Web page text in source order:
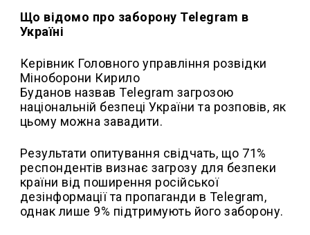
Що відомо про заборону Telegram в
Україні
Керівник Головного управління розвідки
Міноборони Кирило
Буданов назвав Telegram загрозою
національній безпеці України та розповів, як
цьому можна завадити.
Результати опитування свідчать, що 71%
респондентів визнає загрозу для безпеки
країни від поширення російської
дезінформації та пропаганди в Telegram,
однак лише 9% підтримують його заборону.